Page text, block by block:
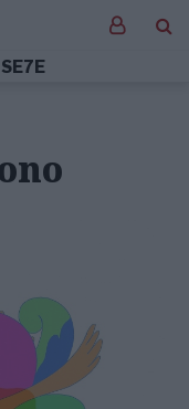
SE7E